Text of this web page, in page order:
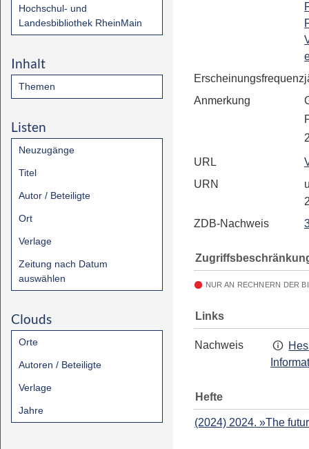
Hochschul- und
Landesbibliothek RheinMain
Inhalt
Themen
Listen
Neuzugänge
Titel
Autor / Beteiligte
Ort
Verlage
Zeitung nach Datum
auswählen
Clouds
Orte
Autoren / Beteiligte
Verlage
Jahre
Erscheinungsfrequenz
Anmerkung
URL
URN
ZDB-Nachweis
NUR AN RECHNERN DER
Links
Nachweis
Hefte
(2024) 2024. »The